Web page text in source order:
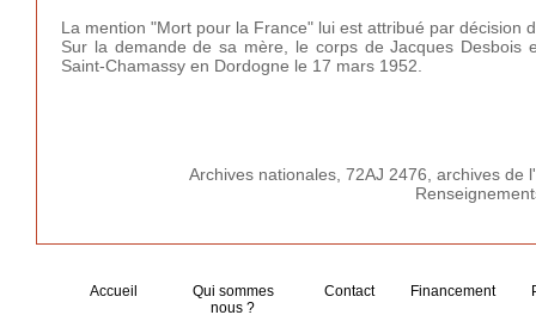
La mention "Mort pour la France" lui est attribué par
Sur la demande de sa mère, le corps de Jacques
Saint-Chamassy en Dordogne le 17 mars 1952.
Archives nationales, 72AJ 2476, archives de
Accueil
Qui sommes
nous ?
Contact Financement